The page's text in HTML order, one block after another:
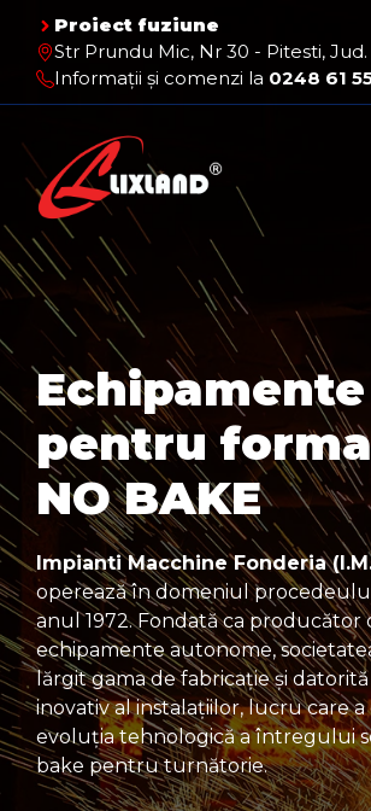
conținut
Proiect fuziune
Str Prundu Mic, Nr 30 - Pitesti,
Informații și comenzi la 0248 61
Echipamente
pentru
NO BAKE
Impianti Macchine Fonderia
operează în domeniul
anul 1972. Fondată ca producător
echipamente autonome,
lărgit gama de fabricaţie şi
inovativ al instalaţiilor, lucru care
evoluţia tehnologică a întregului
bake pentru turnătorie.